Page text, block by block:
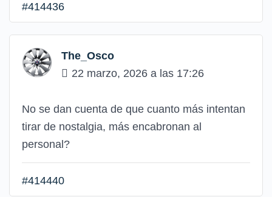
#414436
The_Osco
22 marzo, 2026 a las 17:26
No se dan cuenta de que cuanto más intentan
tirar de nostalgia, más encabronan al
personal?
#414440